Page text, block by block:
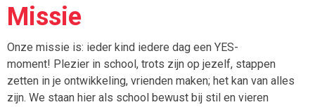
Missie
Onze missie is: ieder kind iedere dag een YES-
moment! Plezier in school, trots zijn op jezelf, stappen
zetten in je ontwikkeling, vrienden maken; het kan van alles
zijn. We staan hier als school bewust bij stil en vieren